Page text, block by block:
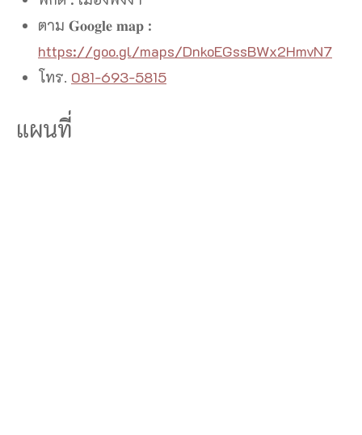
ตาม 𝐆𝐨𝐨𝐠𝐥𝐞 𝐦𝐚𝐩 :
https://goo.gl/maps/DnkoEGssBWx2HmvN7
โทร. 081-693-5815
แผนที่